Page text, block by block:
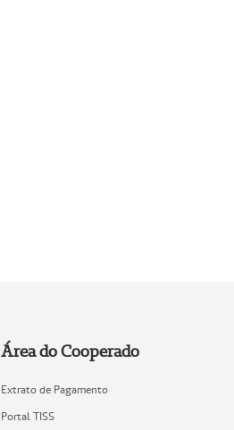
Área do Cooperado
Extrato de Pagamento
Portal TISS